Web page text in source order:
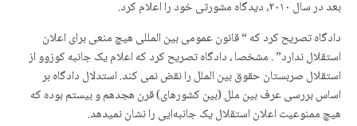
بعد در سال ٢٠١٠، دیدگاه مشورتی خود را اعلام کرد.
دادگاه تصریح کرد که “ قانون عمومی بین المللی هیچ منعی برای اعلان
استقلال ندارد” . مشخصا ، دادگاه تصریح کرد که اعلام یک جانبه کوزوو از
استقلال صربستان حقوق بین الملل را نقض نمی کند. استدلال دادگاه بر
اساس بررسی عرف بین ملل (بین کشورهای) قرن هجدهم و بیستم بوده که
هیچ ممنوعیت اعلان استقلال یک جانبەایی را نشان نمیدهد.